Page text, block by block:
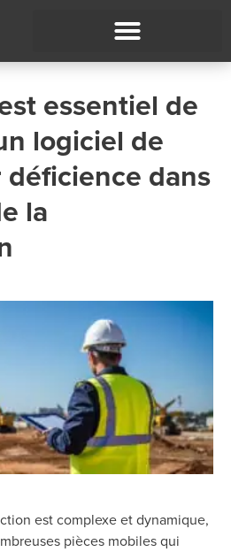
essentiel de
logiciel de
dans
la
est complexe et dynamique,
pièces mobiles qui